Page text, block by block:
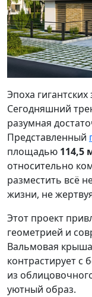
Эпоха
Сегодняшний
разумная
Представленный
площадью 114,5
относительно
разместить всё
жизни, не
Этот проект
геометрией и
Вальмовая
контрастирует с
из
уютный образ.